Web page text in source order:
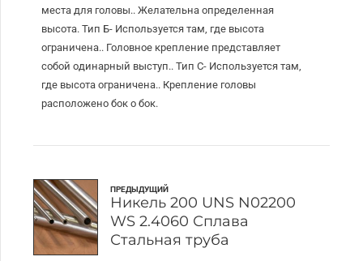
места для головы.. Желательна определенная
высота. Тип Б- Используется там, где высота
ограничена.. Головное крепление представляет
собой одинарный выступ.. Тип С- Используется там,
где высота ограничена.. Крепление головы
расположено бок о бок.
ПРЕДЫДУЩИЙ
Никель 200 UNS N02200
WS 2.4060 Сплава
Стальная труба